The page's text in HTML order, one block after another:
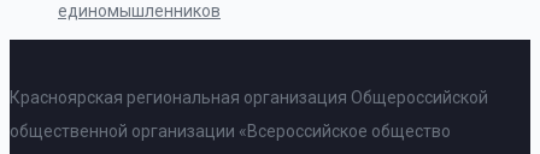
единомышленников
Красноярская региональная организация Общероссийской
общественной организации «Всероссийское общество